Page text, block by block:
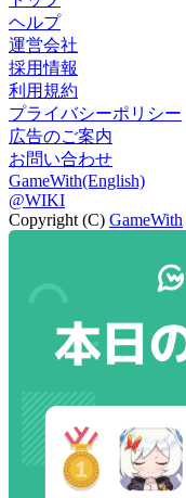
ヘルプ
運営会社
採用情報
利用規約
プライバシーポリシー
広告のご案内
お問い合わせ
GameWith(English)
@WIKI
Copyright (C) GameWith